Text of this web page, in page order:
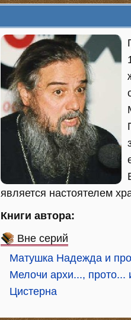
является настоятелем
Книги автора:
Вне серий
Матушка Надежда и
Мелочи архи..., прото...
Цистерна